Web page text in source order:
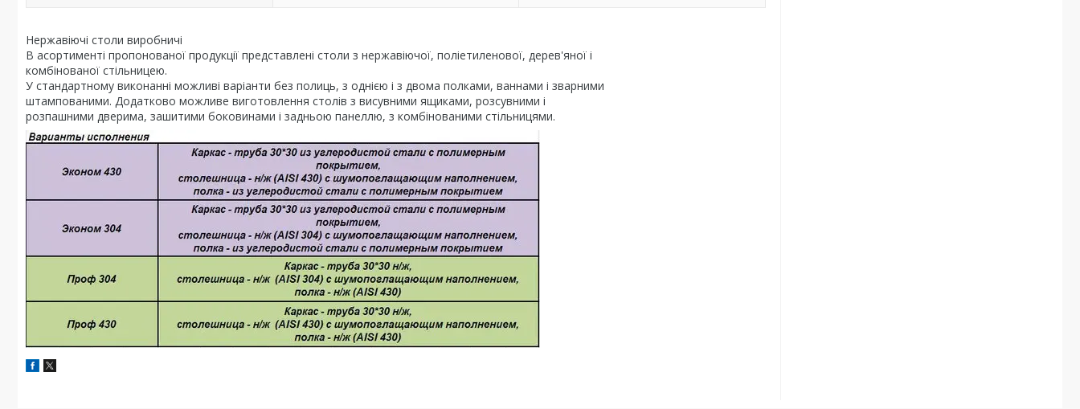
Нержавіючі столи виробничі
В асортименті пропонованої продукції представлені столи з нержавіючої, поліетиленової, дерев'яної і
комбінованої стільницею.
У стандартному виконанні можливі варіанти без полиць, з однією і з двома полками, ваннами і зварними
штампованими. Додатково можливе виготовлення столів з висувними ящиками, розсувними і
розпашними дверима, зашитими боковинами і задньою панеллю, з комбінованими стільницями.